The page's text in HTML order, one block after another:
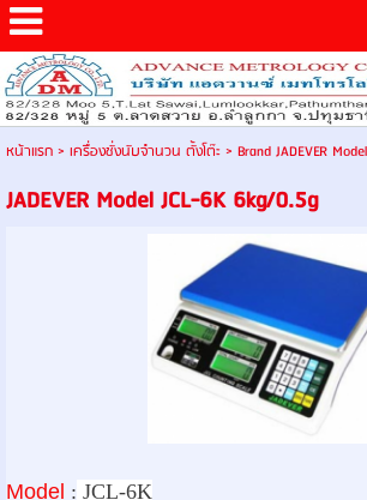
หน้าแรก> เครื่องชั่งนับจำนวน ตั้งโต๊ะ> Brand JADEVER
JADEVER Model JCL-6K 6kg/0.5g
Model : JCL-6K